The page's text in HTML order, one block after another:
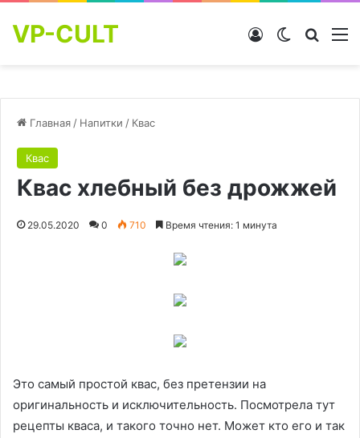
VP-CULT Switch skin
Войти
Главная / Напитки / Квас
Квас
Квас хлебный без дрожжей
29.05.2020 0 710 Время чтения: 1 минута
Это самый простой квас, без претензии на
оригинальность и исключительность. Посмотрела тут
рецепты кваса, и такого точно нет. Может кто его и так